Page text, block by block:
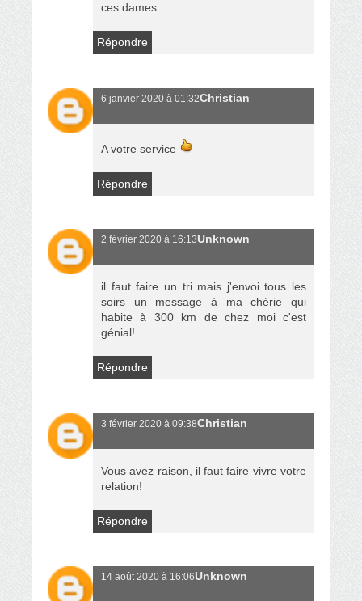
ces dames
Répondre
Christian
6 janvier 2020 à 01:32
A votre service
Répondre
Unknown
2 février 2020 à 16:13
il faut faire un tri mais j'envoi tous les
soirs un message à ma chérie qui
habite à 300 km de chez moi c'est
génial!
Répondre
Christian
3 février 2020 à 09:38
Vous avez raison, il faut faire vivre votre
relation!
Répondre
Unknown
14 août 2020 à 16:06